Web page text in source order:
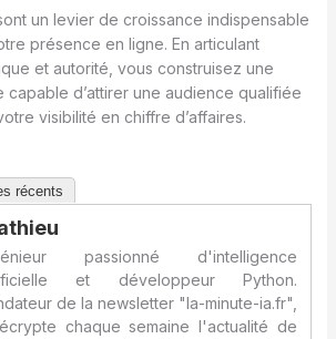
un levier de croissance indispensable
présence en ligne. En articulant
et autorité, vous construisez une
capable d’attirer une audience qualifiée
visibilité en chiffre d’affaires.
récents
passionné d'intelligence
et développeur Python.
de la newsletter "la-minute-ia.fr",
chaque semaine l'actualité de